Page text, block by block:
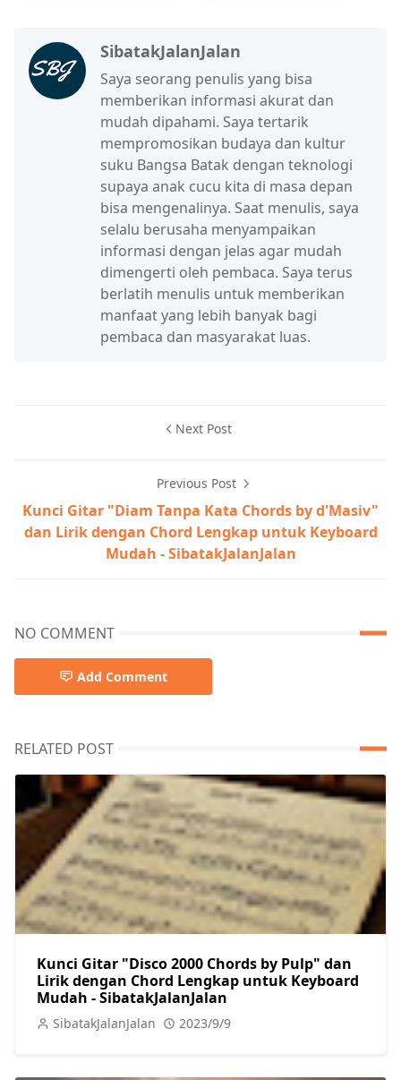
SibatakJalanJalan
Saya seorang penulis yang bisa
memberikan informasi akurat dan
mudah dipahami. Saya tertarik
mempromosikan budaya dan kultur
suku Bangsa Batak dengan teknologi
supaya anak cucu kita di masa depan
bisa mengenalinya. Saat menulis, saya
selalu berusaha menyampaikan
informasi dengan jelas agar mudah
dimengerti oleh pembaca. Saya terus
berlatih menulis untuk memberikan
manfaat yang lebih banyak bagi
pembaca dan masyarakat luas.
Next Post
Previous Post
Kunci Gitar "Diam Tanpa Kata Chords by d'Masiv"
dan Lirik dengan Chord Lengkap untuk Keyboard
Mudah - SibatakJalanJalan
NO COMMENT
Add Comment
RELATED POST
Kunci Gitar "Disco 2000 Chords by Pulp" dan
Lirik dengan Chord Lengkap untuk Keyboard
Mudah - SibatakJalanJalan
SibatakJalanJalan 2023/9/9